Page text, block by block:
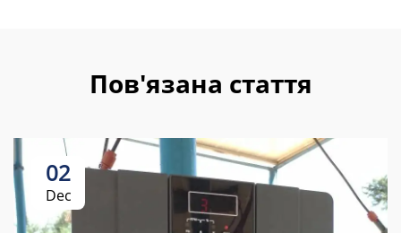
Пов'язана стаття
02
Dec